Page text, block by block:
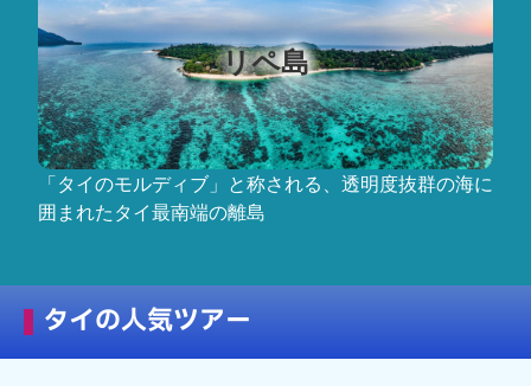
リペ島
「タイのモルディブ」と称される、透明度抜群の海に
囲まれたタイ最南端の離島
タイの人気ツアー